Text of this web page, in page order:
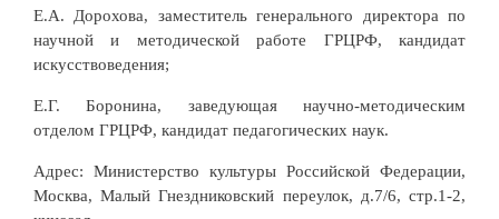
Е.А. Дорохова, заместитель генерального директора по
научной и методической работе ГРЦРФ, кандидат
искусствоведения;
Е.Г. Боронина, заведующая научно-методическим
отделом ГРЦРФ, кандидат педагогических наук.
Адрес: Министерство культуры Российской Федерации,
Москва, Малый Гнездниковский переулок, д.7/6, стр.1-2,